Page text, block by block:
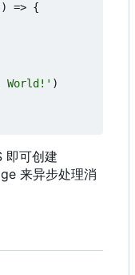
=> {
World!' )
即可创建
来异步处理消